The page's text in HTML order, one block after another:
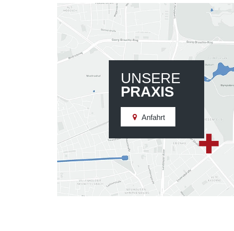
UNSERE
PRAXIS
Anfahrt